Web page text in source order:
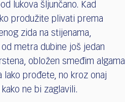
lukova šljunčano. Kad
produžite plivati prema
zida na stijenama,
metra dubine još jedan
obložen smeđim algama
prođete, no kroz onaj
ne bi zaglavili.